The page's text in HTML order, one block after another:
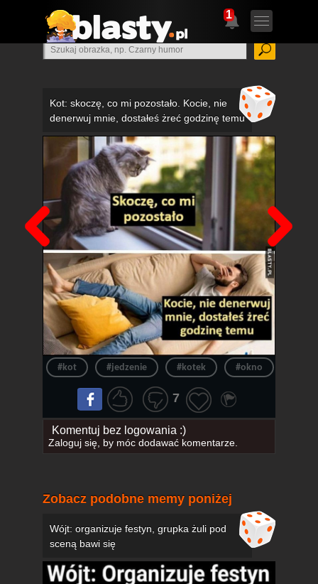
1
Kot: skoczę, co mi pozostało. Kocie, nie
denerwuj mnie, dostałeś żreć godzinę temu
Poprzedni
#kot #jedzenie #kotek #okno
7
Komentuj bez logowania :)
Zaloguj się, by móc dodawać komentarze.
Zobacz podobne memy poniżej
Wójt: organizuje festyn, grupka żuli pod
sceną bawi się